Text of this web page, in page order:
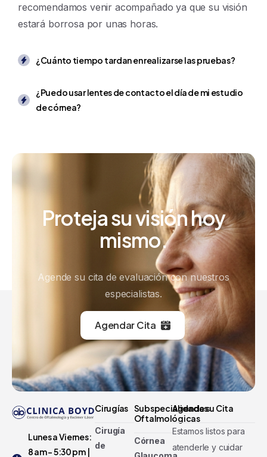
recomendamos venir acompañado ya que su visión
estará borrosa por unas horas.
¿Cuánto tiempo tardan en realizarse las pruebas?
¿Puedo usar lentes de contacto el día de mi estudio
de córnea?
Protejasuvisiónhoy
mismo.
Agende su cita de evaluación con nuestros
especialistas.
Agendar Cita
Lunes a Viernes:
8 am - 5:30 pm |
Cirugías
Cirugía
de
Subspecialidades
Oftalmológicas
Córnea
Agenda su Cita
Estamos listos para
atenderle y cuidar